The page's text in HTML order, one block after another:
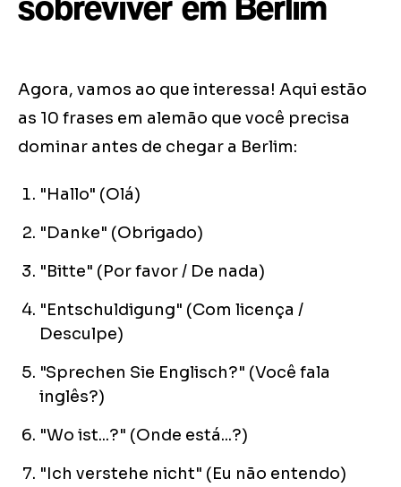
Agora, vamos ao que interessa! Aqui estão
as 10 frases em alemão que você precisa
dominar antes de chegar a Berlim:
"Hallo" (Olá)
"Danke" (Obrigado)
"Bitte" (Por favor / De nada)
"Entschuldigung" (Com licença /
Desculpe)
"Sprechen Sie Englisch?" (Você fala
inglês?)
"Wo ist...?" (Onde está...?)
"Ich verstehe nicht" (Eu não entendo)